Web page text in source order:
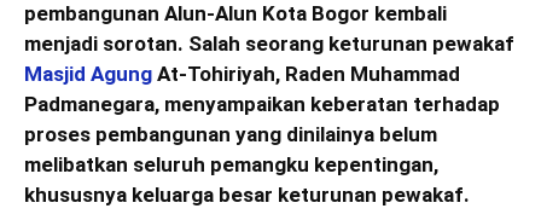
pembangunan Alun-Alun Kota Bogor kembali
menjadi sorotan. Salah seorang keturunan pewakaf
Masjid Agung At-Tohiriyah, Raden Muhammad
Padmanegara, menyampaikan keberatan terhadap
proses pembangunan yang dinilainya belum
melibatkan seluruh pemangku kepentingan,
khususnya keluarga besar keturunan pewakaf.